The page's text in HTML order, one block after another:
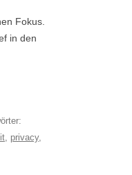
Fokus.
in den
, privacy,